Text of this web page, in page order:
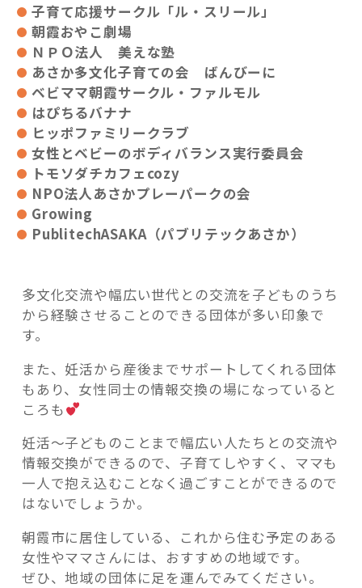
子育て応援サークル「ル・スリール」
朝霞おやこ劇場
ＮＰＯ法人 美えな塾
あさか多文化子育ての会 ばんびーに
ベビママ朝霞サークル・ファルモル
はぴちるバナナ
ヒッポファミリークラブ
女性とベビーのボディバランス実行委員会
トモソダチカフェcozy
NPO法人あさかプレーパークの会
Growing
PublitechASAKA（パブリテックあさか）
多文化交流や幅広い世代との交流を子どものうち
から経験させることのできる団体が多い印象で
す。
また、妊活から産後までサポートしてくれる団体
もあり、女性同士の情報交換の場になっていると
ころも
妊活～子どものことまで幅広い人たちとの交流や
情報交換ができるので、子育てしやすく、ママも
一人で抱え込むことなく過ごすことができるので
はないでしょうか。
朝霞市に居住している、これから住む予定のある
女性やママさんには、おすすめの地域です。
ぜひ、地域の団体に足を運んでみてください。